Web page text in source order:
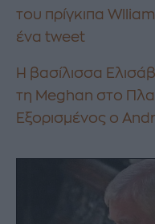
του πρίγκιπα
ένα tweet
Η βασίλισσα
τη Meghan στο
Εξορισμένος ο